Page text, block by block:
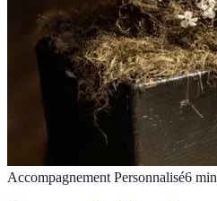
Accompagnement Personnalisé6 min